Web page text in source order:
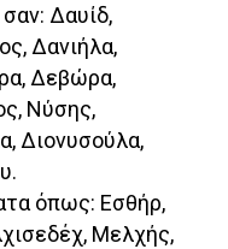
Δαυίδ,
Δανιήλα,
Δεβώρα,
Νύσης,
Διονυσούλα,
όπως: Εσθήρ,
Μελχής,